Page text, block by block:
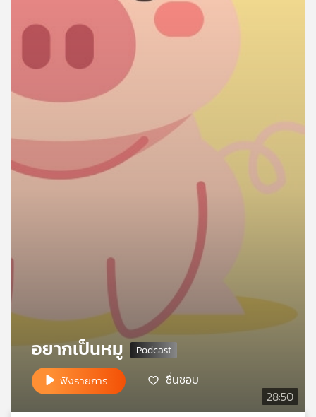
เพลง
ข่าว
เกี่ยว
เครือ
พี
28:50
อยากเป็นหมู
ฟังรายการ ชื่นชอบ